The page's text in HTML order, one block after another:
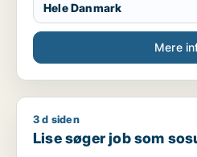
Hele Danmark
Mere
Lise søger job som sosu-
3 d siden
Lise søger job som